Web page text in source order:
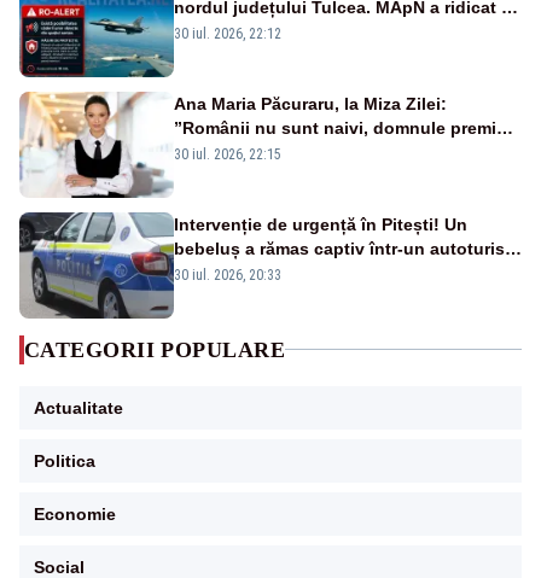
nordul județului Tulcea. MApN a ridicat de
la sol două avioane F-16
30 iul. 2026, 22:12
Ana Maria Păcuraru, la Miza Zilei:
”Românii nu sunt naivi, domnule premier
Bolojan”
30 iul. 2026, 22:15
Intervenție de urgență în Pitești! Un
bebeluș a rămas captiv într-un autoturism
din cauza unei defecțiuni
30 iul. 2026, 20:33
CATEGORII POPULARE
Actualitate
Politica
Economie
Social